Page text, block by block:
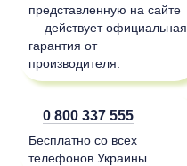
представленную на сайте
— действует официальная
гарантия от
производителя.
0 800 337 555
Бесплатно со всех
телефонов Украины.